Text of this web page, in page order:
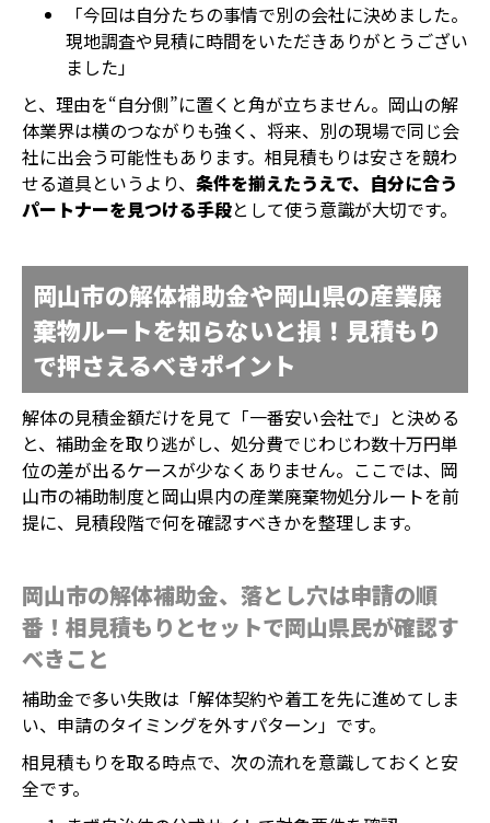
「今回は自分たちの事情で別の会社に決めました。
現地調査や見積に時間をいただきありがとうござい
ました」
と、理由を“自分側”に置くと角が立ちません。岡山の解
体業界は横のつながりも強く、将来、別の現場で同じ会
社に出会う可能性もあります。相見積もりは安さを競わ
せる道具というより、 条件を揃えたうえで、自分に合う
パートナーを見つける手段として使う意識が大切です。
岡山市の解体補助金や岡山県の産業廃
棄物ルートを知らないと損！見積もり
で押さえるべきポイント
解体の見積金額だけを見て「一番安い会社で」と決める
と、補助金を取り逃がし、処分費でじわじわ数十万円単
位の差が出るケースが少なくありません。ここでは、岡
山市の補助制度と岡山県内の産業廃棄物処分ルートを前
提に、見積段階で何を確認すべきかを整理します。
岡山市の解体補助金、落とし穴は申請の順
番！相見積もりとセットで岡山県民が確認す
べきこと
補助金で多い失敗は「解体契約や着工を先に進めてしま
い、申請のタイミングを外すパターン」です。
相見積もりを取る時点で、次の流れを意識しておくと安
全です。